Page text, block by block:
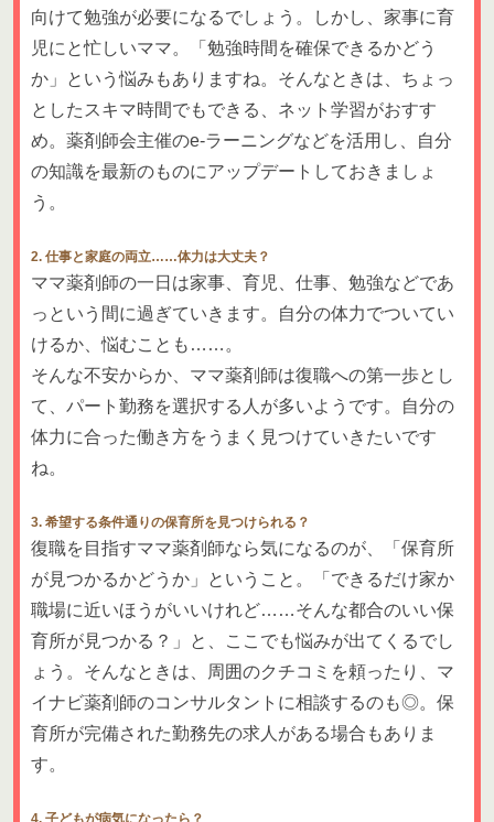
向けて勉強が必要になるでしょう。しかし、家事に育
児にと忙しいママ。「勉強時間を確保できるかどう
か」という悩みもありますね。そんなときは、ちょっ
としたスキマ時間でもできる、ネット学習がおすす
め。薬剤師会主催のe-ラーニングなどを活用し、自分
の知識を最新のものにアップデートしておきましょ
う。
2. 仕事と家庭の両立……体力は大丈夫？
ママ薬剤師の一日は家事、育児、仕事、勉強などであ
っという間に過ぎていきます。自分の体力でついてい
けるか、悩むことも……。
そんな不安からか、ママ薬剤師は復職への第一歩とし
て、パート勤務を選択する人が多いようです。自分の
体力に合った働き方をうまく見つけていきたいです
ね。
3. 希望する条件通りの保育所を見つけられる？
復職を目指すママ薬剤師なら気になるのが、「保育所
が見つかるかどうか」ということ。「できるだけ家か
職場に近いほうがいいけれど……そんな都合のいい保
育所が見つかる？」と、ここでも悩みが出てくるでし
ょう。そんなときは、周囲のクチコミを頼ったり、マ
イナビ薬剤師のコンサルタントに相談するのも◎。保
育所が完備された勤務先の求人がある場合もありま
す。
4. 子どもが病気になったら？